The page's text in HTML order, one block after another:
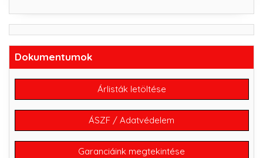
Dokumentumok
Árlisták letöltése
ÁSZF / Adatvédelem
Garanciáink megtekintése